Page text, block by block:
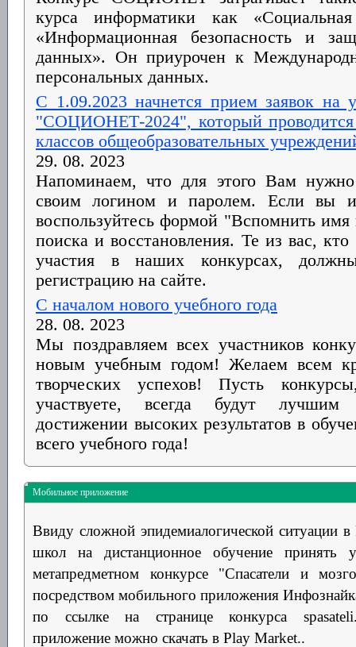
курса информатики как
«Информационная безопасность и
данных». Он приурочен к
персональных данных.
С 1.09.2023 начнется прием заявок на
"СОЦИОНЕТ-2024", который проводится
классов общеобразовательных
29. 08. 2023
Напоминаем, что для этого Вам
своим логином и паролем. Если вы
воспользуйтесь формой "Вспомнить
поиска и восстановления. Те из вас,
участия в наших конкурсах,
регистрацию на сайте.
С началом нового учебного года
28. 08. 2023
Мы поздравляем всех участников
новым учебным годом! Желаем всем
творческих успехов! Пусть
участвуете, всегда будут лучшим
достижении высоких результатов в
всего учебного года!
Мобильное приложение
Ввиду сложной эпидемиалогической ситуации
школ на дистанционное обучение принять
метапредметном конкурсе "Спасатели и
посредством мобильного приложения
по ссылке на странице конкурса
приложение можно скачать в Play Market..